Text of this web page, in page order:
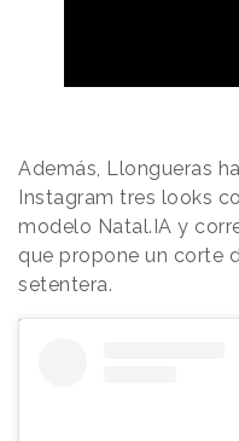
Además, Llongueras
Instagram tres looks
modelo Natal.IA y
que propone un corte
setentera.